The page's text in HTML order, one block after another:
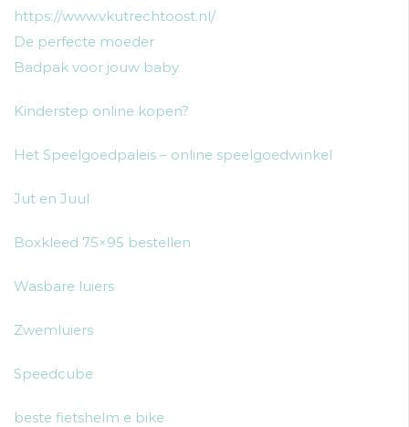
https://www.vkutrechtoost.nl/
De perfecte moeder
Badpak voor jouw baby
Kinderstep online kopen?
Het Speelgoedpaleis – online speelgoedwinkel
Jut en Juul
Boxkleed 75×95 bestellen
Wasbare luiers
Zwemluiers
Speedcube
beste fietshelm e bike